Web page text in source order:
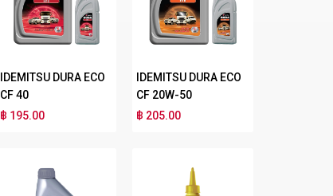
IDEMITSU DURA ECO
CF 40
฿ 195.00
IDEMITSU DURA ECO
CF 20W-50
฿ 205.00